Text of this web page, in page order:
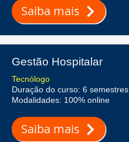
Saiba mais
Gestão Hospitalar
Tecnólogo
Duração do curso: 6 semestres
Modalidades: 100% online
Saiba mais